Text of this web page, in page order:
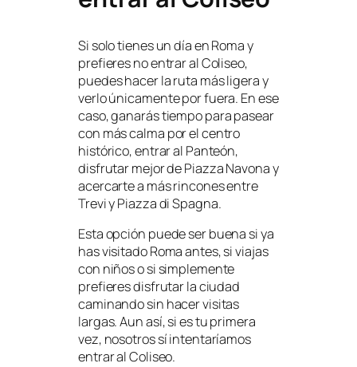
Si solo tienes un día en Roma y
prefieres no entrar al Coliseo,
puedes hacer la ruta más ligera y
verlo únicamente por fuera. En ese
caso, ganarás tiempo para pasear
con más calma por el centro
histórico, entrar al Panteón,
disfrutar mejor de Piazza Navona y
acercarte a más rincones entre
Trevi y Piazza di Spagna.
Esta opción puede ser buena si ya
has visitado Roma antes, si viajas
con niños o si simplemente
prefieres disfrutar la ciudad
caminando sin hacer visitas
largas. Aun así, si es tu primera
vez, nosotros sí intentaríamos
entrar al Coliseo.